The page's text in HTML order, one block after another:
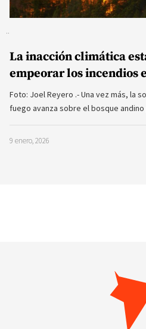
La inacción climática
empeorar los incendios
Foto: Joel Reyero .- Una vez más, la
fuego avanza sobre el bosque
9 enero, 2026